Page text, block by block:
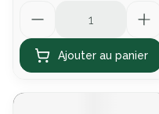
Ajouter au panier